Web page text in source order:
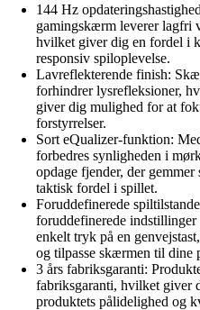
144 Hz
gamingskærm leverer lagfri
hvilket giver dig en fordel i
responsiv spiloplevelse.
Lavreflekterende finish:
forhindrer lysrefleksioner,
giver dig mulighed for at
forstyrrelser.
Sort eQualizer-funktion:
forbedres synligheden i
opdage fjender, der
taktisk fordel i spillet.
Foruddefinerede
foruddefinerede
enkelt tryk på en
og tilpasse skærmen til dine
3 års fabriksgaranti:
fabriksgaranti, hvilket giver
produktets pålidelighed og